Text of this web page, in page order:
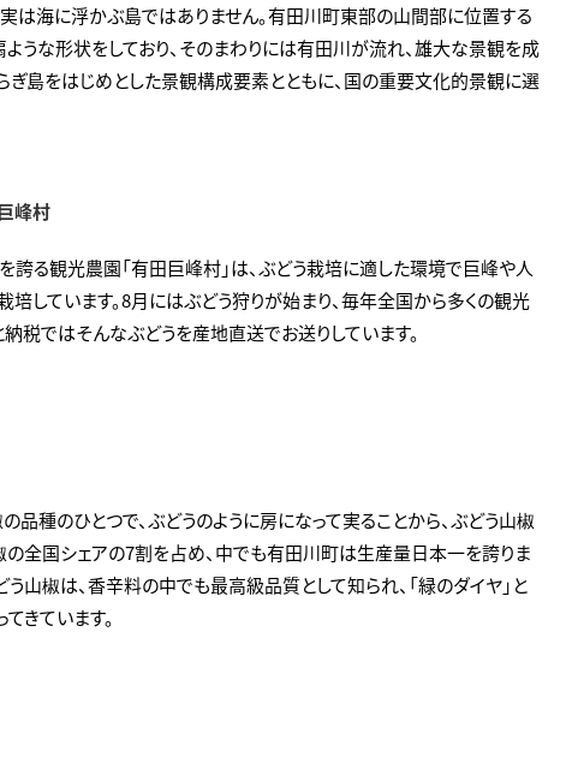
実は海に浮かぶ島ではありません。有田川町東部の山間部に位置する
うな形状をしており、そのまわりには有田川が流れ、雄大な景観を成
ぎ島をはじめとした景観構成要素とともに、国の重要文化的景観に選
峰村
る観光農園「有田巨峰村」は、ぶどう栽培に適した環境で巨峰や人
培しています。8月にはぶどう狩りが始まり、毎年全国から多くの観光
納税ではそんなぶどうを産地直送でお送りしています。
種のひとつで、ぶどうのように房になって実ることから、ぶどう山椒
の全国シェアの7割を占め、中でも有田川町は生産量日本一を誇りま
う山椒は、香辛料の中でも最高級品質として知られ、「緑のダイヤ」と
きています。